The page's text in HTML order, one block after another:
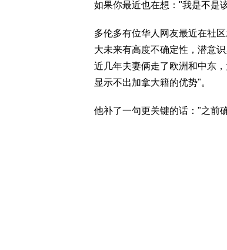
如果你最近也在想："我是不是
多伦多有位华人网友最近在社
大未来有高度不确定性，潜意
近几年夫妻俩走了欧洲和中东
显示不出加拿大籍的优势"。
他补了一句更关键的话："之前